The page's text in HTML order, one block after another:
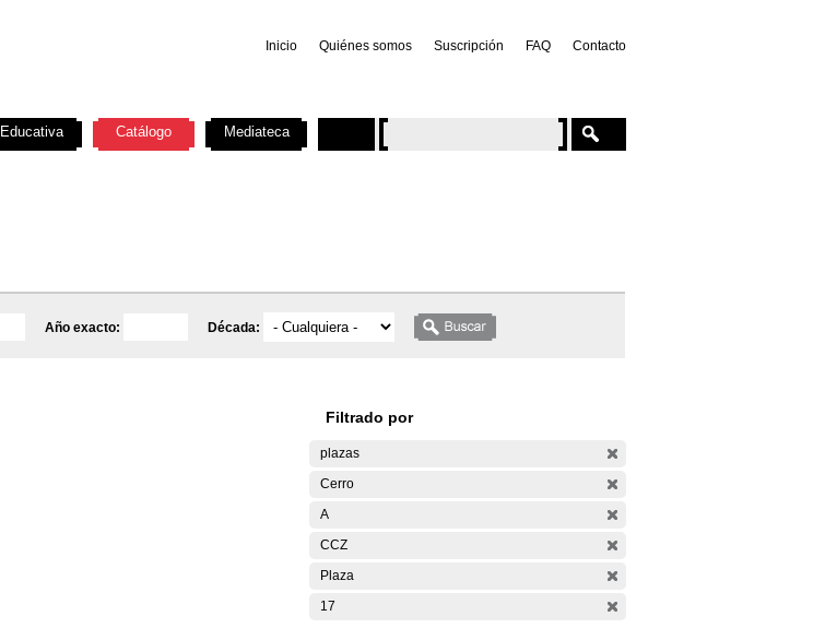
Inicio Quiénes somos Suscripción FAQ Contacto
Año exacto: Década:
Filtrado por
plazas
Cerro
A
CCZ
Plaza
17
Educativa Catálogo Mediateca